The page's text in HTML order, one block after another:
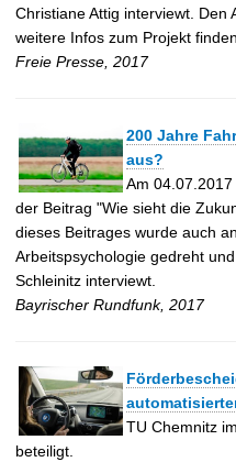
Christiane Attig interviewt. Den
weitere Infos zum Projekt
Freie Presse, 2017
200 Jahre
aus?
Am
der Beitrag "Wie sieht die
dieses Beitrages wurde auch
Arbeitspsychologie gedreht
Schleinitz interviewt.
Bayrischer Rundfunk, 2017
TU Chemnitz
beteiligt.